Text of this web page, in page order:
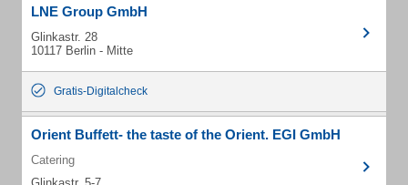
LNE Group GmbH
Glinkastr. 28
10117 Berlin - Mitte
Gratis-Digitalcheck
Orient Buffett- the taste of the Orient. EGI GmbH
Catering